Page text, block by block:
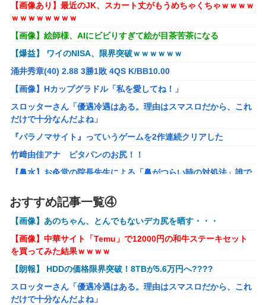
パパ活不倫を暴露された大物芸人さん(63)、晒されたLINEが
面白すぎるｗｗｗｗｗｗｗｗｗ(画像ｱﾘ)
【悲報】黒人、卑怯すぎて炎上するｗｗｗｗ
【悲報】有名漫画家、がんを公表「大腸癌になってしまいま
した。肝臓に転移も見られてステージ4です」
【ROBOT魂】 88,000のミーティアが二次も即完売なの大人
気すぎる…
ブラッドボーン全クリしたんだが
【ナイトレイン】 舐め腐ったネタビルドで床舐めしまくる
「俺って面白いやろ？」みたいな寒い奴
【画像】『金田一少年の事件簿』で好きな死体ランキング１
位がこちら！
【ウマ娘】夜に食べるアイスおいち！「きーん」ってする
ち。
【にじさんじ】本日20時から、ののはとあゆゆでコラボ！
部屋作りゲーム、確率で出現するイカを見るとクラッシュす
る不具合が発生
【画像あり】最近のJK、スカート丈がもうめちゃくちゃｗｗｗｗ
ｗｗｗｗｗｗｗｗ
【画像】絵師様、AIにビビりすぎて絵が目茶苦茶になる
【爆益】 ワイのNISA、限界突破ｗｗｗｗｗｗ
涌井秀章(40) 2.88 3勝1敗 4QS K/BB10.00
【画像】Hカップグラドル「私を愛してね！」
スロッターさん「優遇冷遇はある。理由はスマスロだから、これ
だけで十分なんだよね」
『パラノマサイト』っていうゲームを2作連続クリアした
竹﨑由佳アナ ピタパンのお尻！！
【鼻水】お灸堂の院長先生による「鼻がつらい時の対処法」誰で
メディア「Switch2版『モンハンワイルズ』はDLSS込みで最大
1440p動作」
【艦これ】E4とE5はどっちの方が難しい？ E5甲はウイニングラ
ンって聞いたんだけど
【艦これ】今から提督に着任するなら皆吹雪初期艦なんだろうか
【ライザのアトリエ】キューズQ「ライザ(ライザリン・シュタウ
ト)ウェディングStyle」フィギュア【予約開始】
おすすめ記事一覧④
【画像】あのちゃん、とんでもないデカ尻を晒す・・・
【画像】中華サイト「Temu」で12000円の和牛ステーキセット
を買ってみた結果ｗｗｗｗ
【朗報】 HDDの価格限界突破！8TBが5.6万円へ????
スロッターさん「優遇冷遇はある。理由はスマスロだから、これ
だけで十分なんだよね」